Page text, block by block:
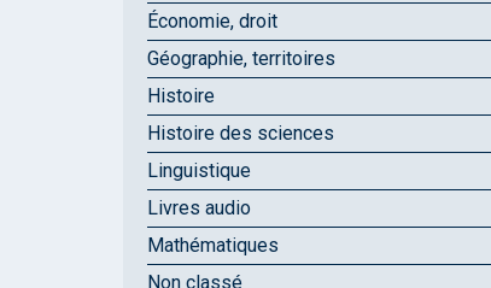
Économie, droit
Géographie, territoires
Histoire
Histoire des sciences
Linguistique
Livres audio
Mathématiques
Non classé